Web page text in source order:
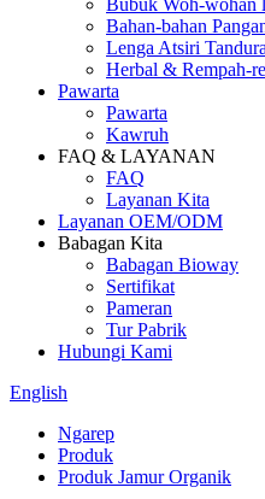
Bubuk Woh-wohan
Bahan-bahan
Lenga Atsiri
Herbal & Rempah-
Pawarta
Pawarta
Kawruh
FAQ & LAYANAN
FAQ
Layanan Kita
Layanan OEM/ODM
Babagan Kita
Babagan Bioway
Sertifikat
Pameran
Tur Pabrik
Hubungi Kami
English
Ngarep
Produk
Produk Jamur Organik